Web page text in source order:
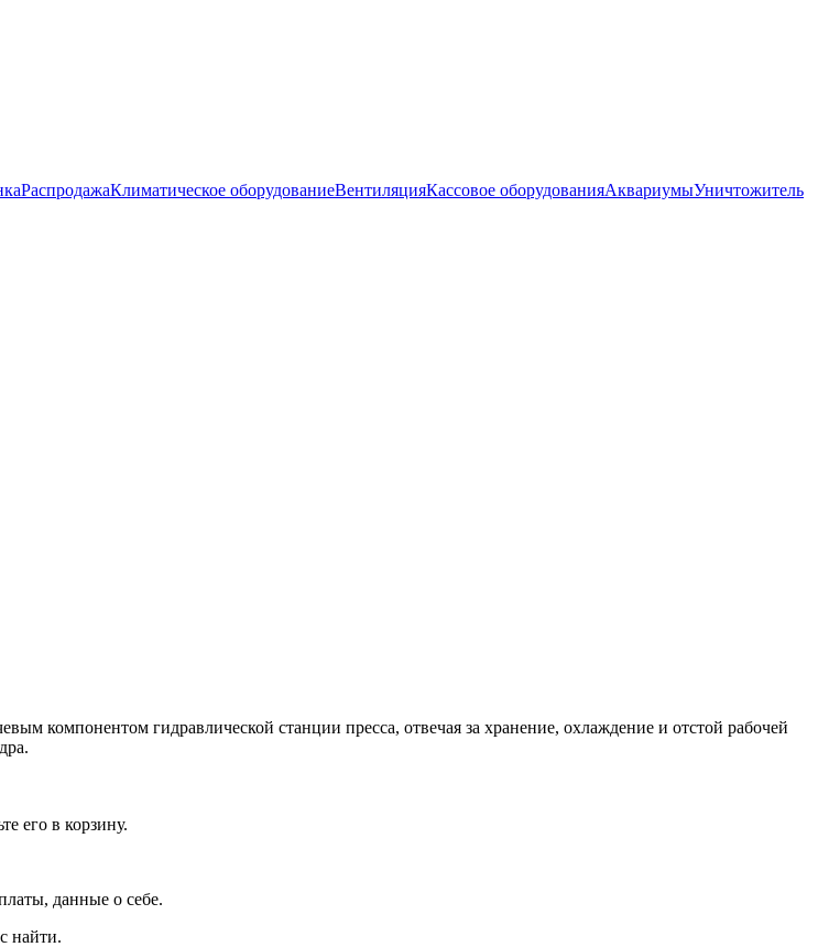
РаспродажаКлиматическое оборудованиеВентиляцияКассовое оборудованияАквариумыУничтожитель
компонентом гидравлической станции пресса, отвечая за хранение, охлаждение и отстой рабочей
его в корзину.
данные о себе.
найти.